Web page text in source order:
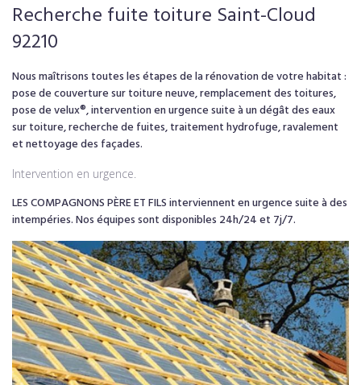
Recherche fuite toiture Saint-Cloud
92210
Nous maîtrisons toutes les étapes de la rénovation de votre habitat :
pose de couverture sur toiture neuve, remplacement des toitures,
pose de velux®, intervention en urgence suite à un dégât des eaux
sur toiture, recherche de fuites, traitement hydrofuge, ravalement
et nettoyage des façades.
Intervention en urgence.
LES COMPAGNONS PÈRE ET FILS interviennent en urgence suite à des
intempéries. Nos équipes sont disponibles 24h/24 et 7j/7.